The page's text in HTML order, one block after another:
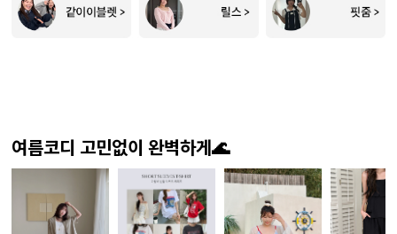
여름코디 고민없이 완벽하게🌊